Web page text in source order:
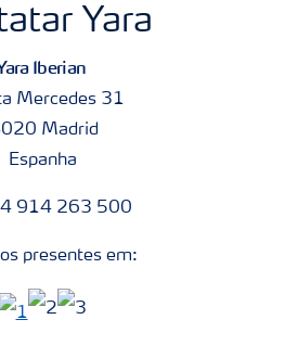
Yara
Iberian
Mercedes 31
Madrid
Espanha
914 263 500
presentes em: